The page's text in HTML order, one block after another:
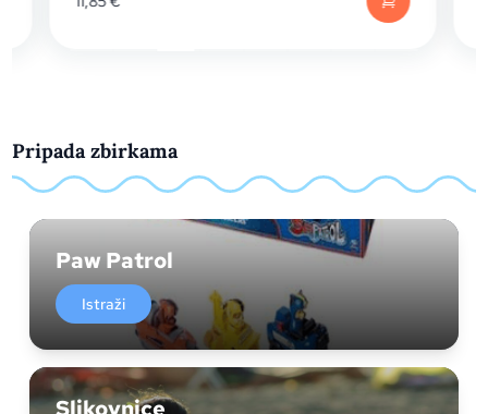
Pripada zbirkama
Paw Patrol
Istraži